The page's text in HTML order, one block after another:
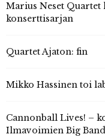
Marius Neset Quartet
konserttisarjan
Quartet Ajaton: fin
Mikko Hassinen toi
Cannonball Lives! –
Ilmavoimien Big Band